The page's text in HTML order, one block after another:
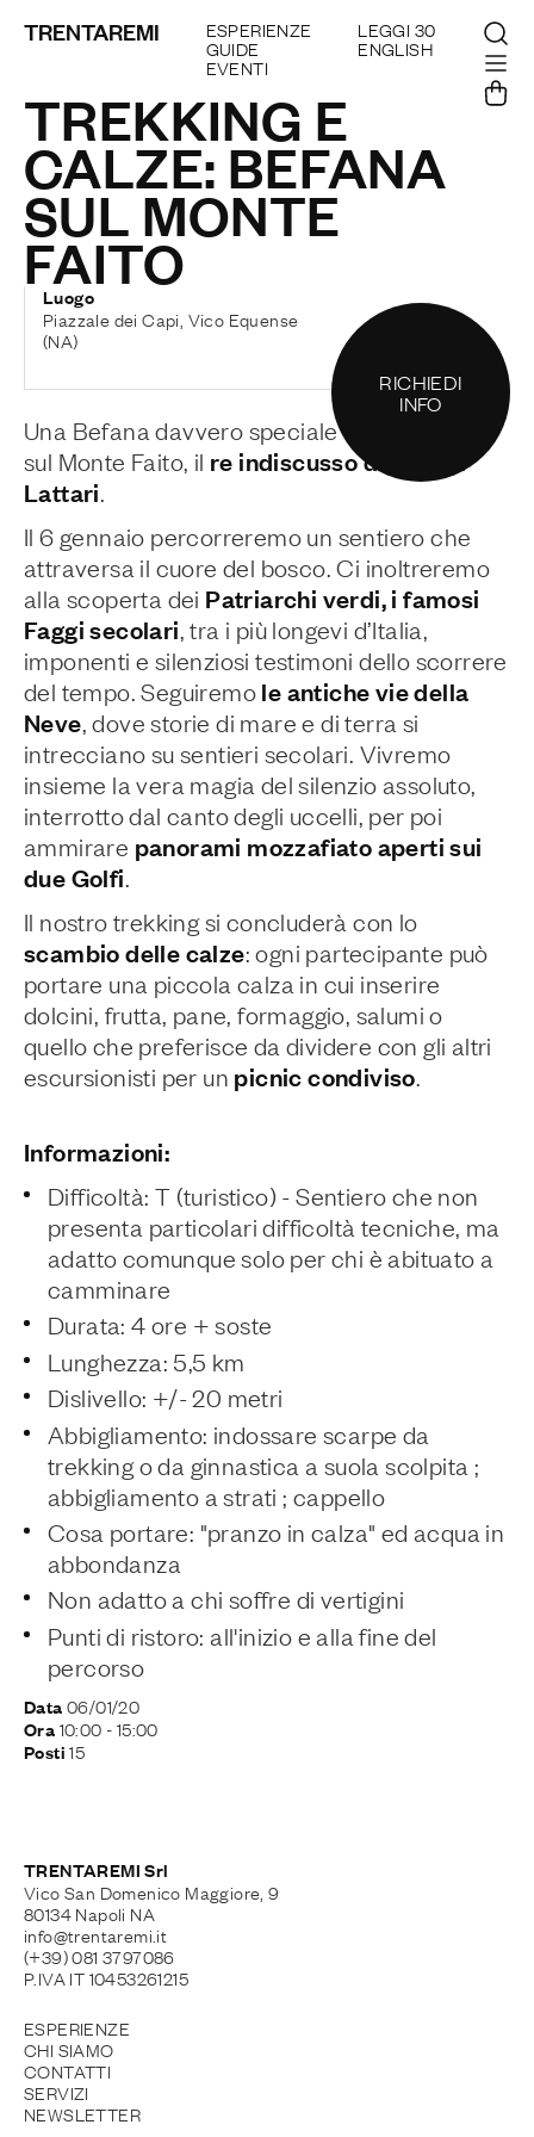
TRENTAREMI ESPERIENZE
GUIDE
EVENTI
LEGGI 30
ENGLISH
TREKKING E
CALZE: BEFANA
SUL MONTE
FAITO
Luogo
Piazzale dei Capi, Vico Equense
(NA)
RICHIEDI
INFO
Una Befana davvero speciale da trascorrere
sul Monte Faito, il re indiscusso dei Monti
Lattari
Il 6 gennaio percorreremo un sentiero che
attraversa il cuore del bosco. Ci inoltreremo
alla scoperta dei Patriarchi verdi, i famosi
Faggi secolari , tra i più longevi d’Italia,
imponenti e silenziosi testimoni dello scorrere
del tempo. Seguiremole antiche vie della
Neve , dove storie di mare e di terra si
intrecciano su sentieri secolari. Vivremo
insieme la vera magia del silenzio assoluto,
interrotto dal canto degli uccelli, per poi
ammirare panorami mozzafiato aperti sui
due Golfi
Il nostro trekking si concluderà con lo
scambio delle calze: ogni partecipante può
portare una piccola calza in cui inserire
dolcini, frutta, pane, formaggio, salumi o
quello che preferisce da dividere con gli altri
escursionisti per un picnic condiviso
Informazioni:
Difficoltà: T (turistico) - Sentiero che non
presenta particolari difficoltà tecniche, ma
adatto comunque solo per chi è abituato a
camminare
Durata: 4 ore + soste
Lunghezza: 5,5 km
Dislivello: +/- 20 metri
Abbigliamento: indossare scarpe da
trekking o da ginnastica a suola scolpita ;
abbigliamento a strati ; cappello
Cosa portare: "pranzo in calza" ed acqua in
abbondanza
Non adatto a chi soffre di vertigini
Punti di ristoro: all'inizio e alla fine del
percorso
Data06/01/20
Ora10:00 - 15:00
Posti15
TRENTAREMI Srl
Vico San Domenico Maggiore, 9
80134 Napoli NA
info@trentaremi.it
(+39) 081 3797086
P.IVA IT 10453261215
ESPERIENZE
CHI SIAMO
CONTATTI
SERVIZI
NEWSLETTER